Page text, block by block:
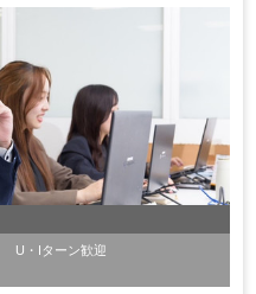
U・Iターン歓迎